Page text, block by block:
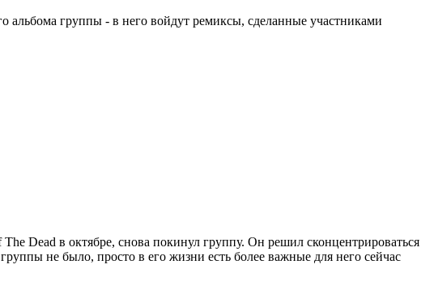
альбома группы - в него войдут ремиксы, сделанные участниками
Dead в октябре, снова покинул группу. Он решил сконцентрироваться
не было, просто в его жизни есть более важные для него сейчас